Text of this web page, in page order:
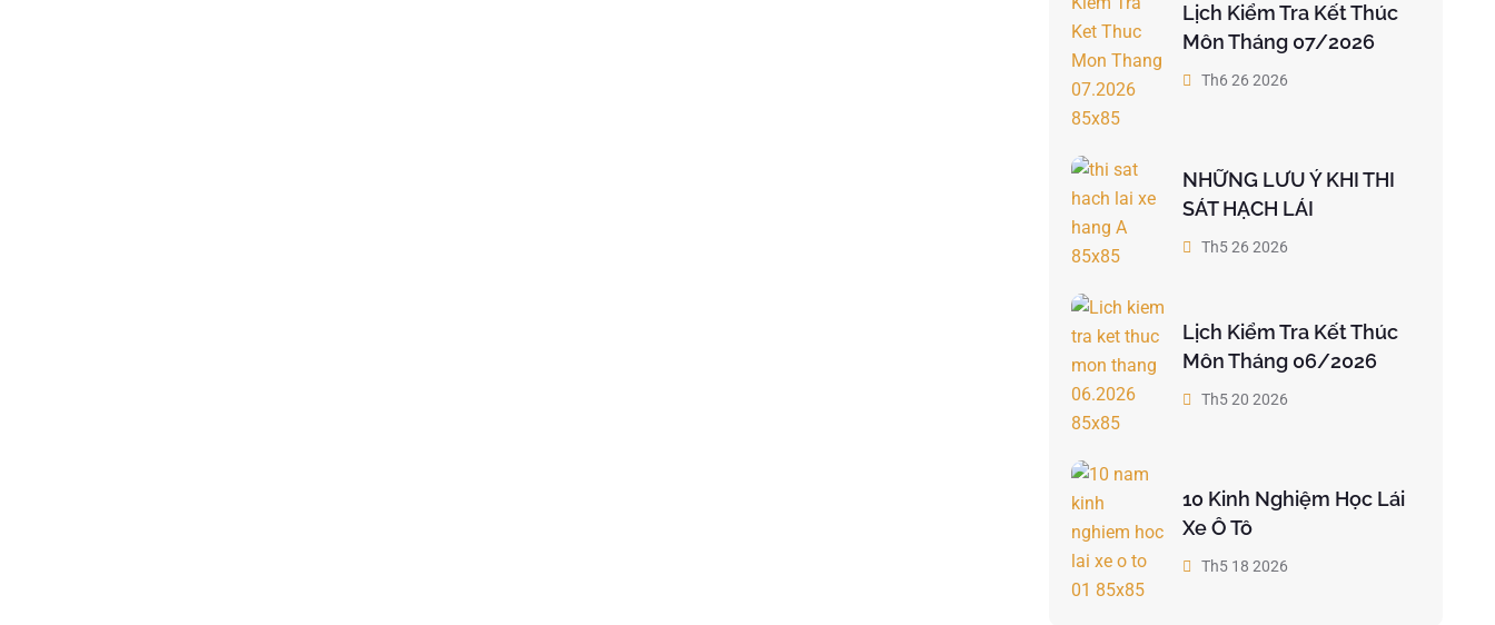
Lịch Kiểm Tra Kết Thúc
Môn Tháng 07/2026
Th6 26 2026
NHỮNG LƯU Ý KHI THI
SÁT HẠCH LÁI
Th5 26 2026
Lịch Kiểm Tra Kết Thúc
Môn Tháng 06/2026
Th5 20 2026
10 Kinh Nghiệm Học Lái
Xe Ô Tô
Th5 18 2026